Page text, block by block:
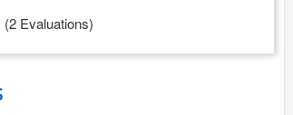
Evaluations)